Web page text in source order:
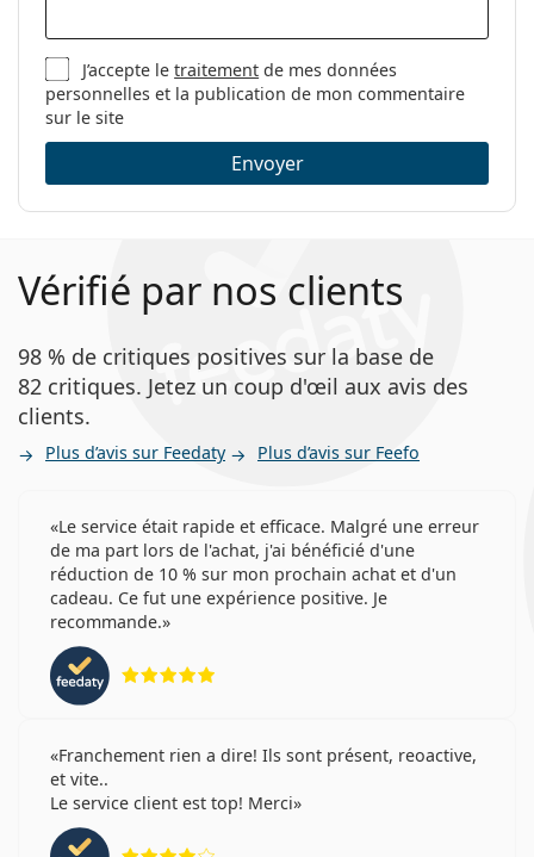
lentilles:
Poids:
37 g
Autres
Lentilles mensuelles
Lentilles de contact
J’accepte letraitement de mes données
personnelles et la publication de mon commentaire
sur le site
Envoyer
Vérifié par nos clients
98 % de critiques positives sur la base de
82 critiques. Jetez un coup d'œil aux avis des
clients.
Plus d’avis sur Feedaty Plus d’avis sur Feefo
Le service était rapide et efficace. Malgré une erreur
de ma part lors de l'achat, j'ai bénéficié d'une
réduction de 10 % sur mon prochain achat et d'un
cadeau. Ce fut une expérience positive. Je
recommande.
Franchement rien a dire! Ils sont présent, reoactive,
et vite..
Le service client est top! Merci